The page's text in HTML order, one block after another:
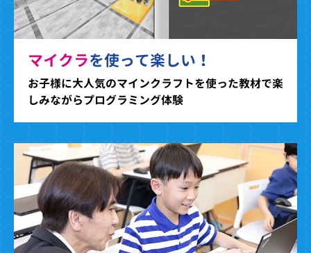
マイクラを使って楽しい！
お子様に大人気のマインクラフトを使った教材で楽
しみながらプログラミング体験